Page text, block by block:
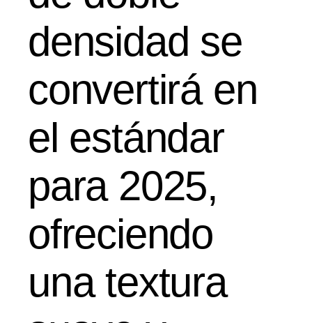
densidad se
convertirá en
el estándar
para 2025,
ofreciendo
una textura